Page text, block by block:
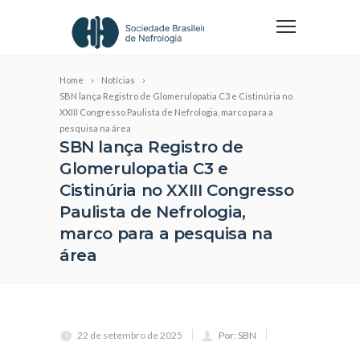
Home
Notícias
SBN lança Registro de Glomerulopatia C3 e Cistinúria no
XXIII Congresso Paulista de Nefrologia, marco para a
pesquisa na área
SBN lança Registro de
Glomerulopatia C3 e
Cistinúria no XXIII Congresso
Paulista de Nefrologia,
marco para a pesquisa na
área
22 de setembro de 2025
Por: SBN